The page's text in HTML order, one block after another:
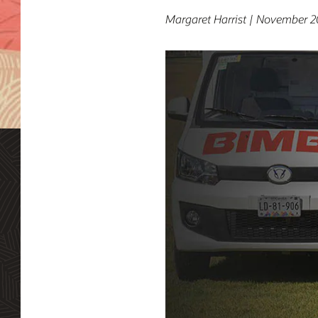
Margaret Harrist | November